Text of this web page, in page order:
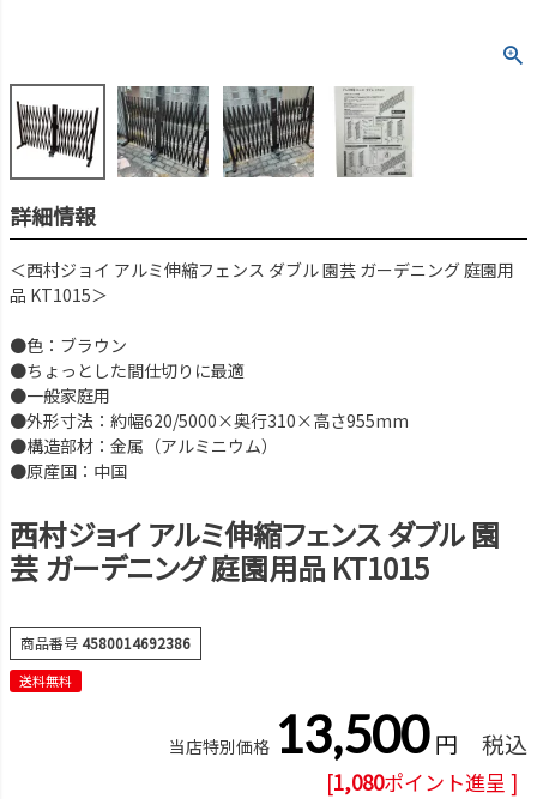
詳細情報
＜西村ジョイ アルミ伸縮フェンス ダブル 園芸 ガーデニング 庭園用
品 KT1015＞
●色：ブラウン
●ちょっとした間仕切りに最適
●一般家庭用
●外形寸法：約幅620/5000×奥行310×高さ955mm
●構造部材：金属（アルミニウム）
●原産国：中国
西村ジョイ アルミ伸縮フェンス ダブル 園
芸 ガーデニング 庭園用品 KT1015
商品番号4580014692386
送料無料
当店特別価格 13,500 税込
[1,080ポイント進呈 ]